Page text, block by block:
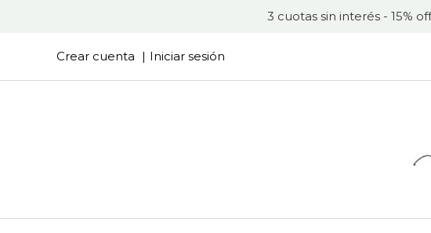
3 cuotas sin interés - 15%
Crear cuenta Iniciar sesión